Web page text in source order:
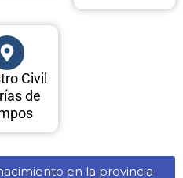
Civil
de
en la provincia